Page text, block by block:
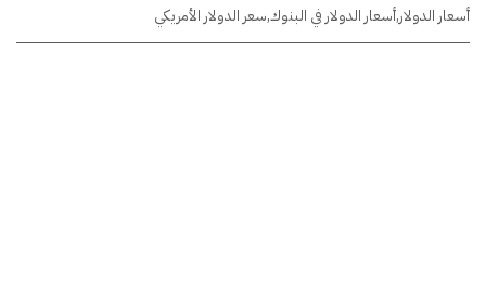
أسعار الدولار,أسعار الدولار في البنوك,سعر الدولار الأمريكي